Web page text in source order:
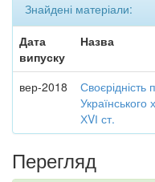
Знайдені матеріали:
Дата
випуску
Назва
вер-2018
Своєрідність
ХVІ ст.
Перегляд